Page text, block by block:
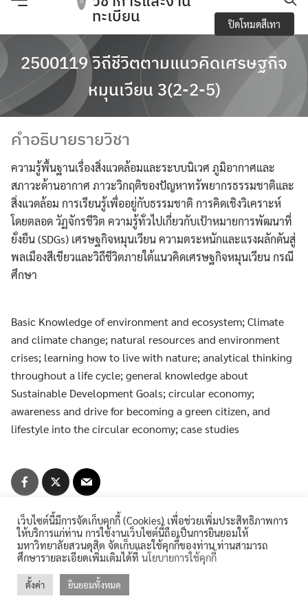
Skip
content
ทะเบียน
e-Service
Regulations you should know and academic
activities
การจัดการความปลอดภัย อาชีวอนามัยและสภาพ
แวดล้อมในการทำงาน
การเปิดเผยข้อมูลสาธารณะ (OIT)
กิจกรรมวิชาการ
ข้อบังคับ ประกาศ
คลังหน่วยกิต (Credit Bank)
คู่มือหลักสูตร
บุคลากรสำนักส่งเสริมวิชาการและงานทะเบียน
ประกาศจาก อว. และคุรุสภา
ปรัชญา วิสัยทัศน์ พันธกิจ
ระบบและสิ่งอำนวยความสะดวก สนับสนุนการศึกษา
รายงานจำนวนนักศึกษาต่างชาติ
รายงานจำนวนนักศึกษาบกพร่อง
for:
2500119 วิถีชีวิตตามแนวคิดเศรษฐกิจ
หมุนเวียน 3(2-2-5)
คำอธิบายรายวิชา
ความรู้พื้นฐานเรื่องสิ่งแวดล้อมและระบบนิเวศ ภูมิอากาศและ
สภาวะด้านอากาศ ภาวะวิกฤติของปัญหาทรัพยากรธรรมชาติและ
สิ่งแวดล้อม การเรียนรู้เพื่ออยู่กับธรรมชาติ การคิดเชิงวิเคราะห์
โดยตลอด วัฏจักรชีวิต ความรู้ทั่วไปเกี่ยวกับเป้าหมายการพัฒนาที่
ยั่งยืน (SDGs) เศรษฐกิจหมุนเวียน ความตระหนักและแรงผลักดันสู่
พลเมืองสีเขียวและวิถีชีวิตภายใต้แนวคิดเศรษฐกิจหมุนเวียน กรณี
ศึกษา
Basic Knowledge of environment and ecosystem; Climate
and climate change; natural resources and environment
crises; learning how to live with nature; analytical thinking
throughout a life cycle; general knowledge about
Sustainable Development Goals; circular economy;
awareness and drive for becoming a green citizen, and
lifestyle into the circular economy; case studies
©2026 REGIS.DUSIT.AC.TH. ALL RIGHTS RESERVED.
เว็บไซต์นี้มีการจัดเก็บคุกกี้ (Cookies) เพื่อช่วยเพิ่มประสิทธิภาพการ
ให้บริการแก่ท่าน การใช้งานเว็บไซต์นี้ถือเป็นการยินยอมให้
มหาวิทยาลัยสวนดุสิต จัดเก็บและใช้คุกกี้ของท่าน ท่านสามารถ
ศึกษารายละเอียดเพิ่มเติมได้ที่ นโยบายการใช้คุกกี้
ตั้งค่า ยินยอมทั้งหมด
ปิดโหมดสีเทา